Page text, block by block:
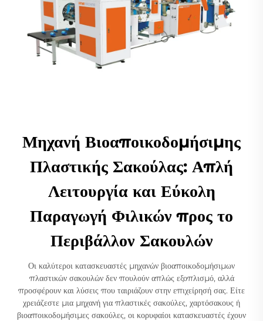
Μηχανή Βιοαποικοδομήσιμης
Πλαστικής Σακούλας: Απλή
Λειτουργία και Εύκολη
Παραγωγή Φιλικών προς το
Περιβάλλον Σακουλών
Οι καλύτεροι κατασκευαστές μηχανών βιοαποικοδομήσιμων
πλαστικών σακουλών δεν πουλούν απλώς εξοπλισμό, αλλά
προσφέρουν και λύσεις που ταιριάζουν στην επιχείρησή σας. Είτε
χρειάζεστε μια μηχανή για πλαστικές σακούλες, χαρτόσακους ή
βιοαποικοδομήσιμες σακούλες, οι κορυφαίοι κατασκευαστές έχουν